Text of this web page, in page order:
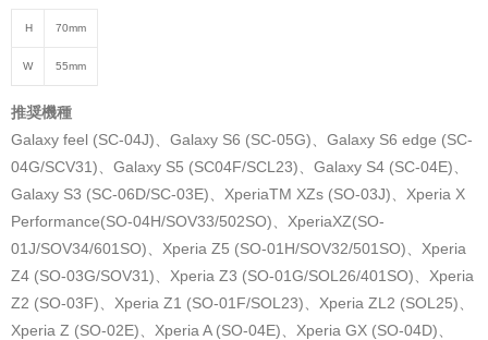
H 70mm
W 55mm
推奨機種
Galaxy feel (SC-04J)、Galaxy S6 (SC-05G)、Galaxy S6 edge (SC-
04G/SCV31)、Galaxy S5 (SC04F/SCL23)、Galaxy S4 (SC-04E)、
Galaxy S3 (SC-06D/SC-03E)、XperiaTM XZs (SO-03J)、Xperia X
Performance(SO-04H/SOV33/502SO)、XperiaXZ(SO-
01J/SOV34/601SO)、Xperia Z5 (SO-01H/SOV32/501SO)、Xperia
Z4 (SO-03G/SOV31)、Xperia Z3 (SO-01G/SOL26/401SO)、Xperia
Z2 (SO-03F)、Xperia Z1 (SO-01F/SOL23)、Xperia ZL2 (SOL25)、
Xperia Z (SO-02E)、Xperia A (SO-04E)、Xperia GX (SO-04D)、